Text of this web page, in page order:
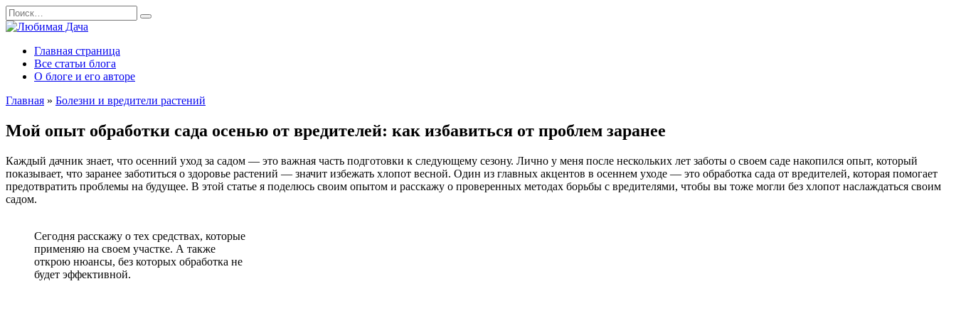
Перейти
к
содержанию
Search
for:
Главная страница
Все статьи блога
О блоге и его авторе
Главная » Болезни и вредители растений
Мой опыт обработки сада осенью от вредителей: как избавиться от проблем заранее
Каждый дачник знает, что осенний уход за садом — это важная часть подготовки к следующему сезону. Лично у меня после нескольких лет заботы о своем саде накопился опыт, который
показывает, что заранее заботиться о здоровье растений — значит избежать хлопот весной. Один из главных акцентов в осеннем уходе — это обработка сада от вредителей, которая помогает
предотвратить проблемы на будущее. В этой статье я поделюсь своим опытом и расскажу о проверенных методах борьбы с вредителями, чтобы вы тоже могли без хлопот наслаждаться своим
садом.
Сегодня расскажу о тех средствах, которые
применяю на своем участке. А также
открою нюансы, без которых обработка не
будет эффективной.